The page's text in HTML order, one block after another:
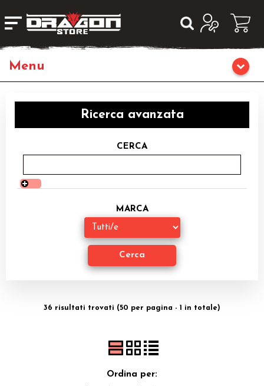
Giochi di Ruolo
Librigame
Editoria
Giochi di Carte Collezionabili
Accessori
Ricerca avanzata
CERCA
MARCA
36 risultati trovati (50 per pagina - 1 in totale)
Ordina per: